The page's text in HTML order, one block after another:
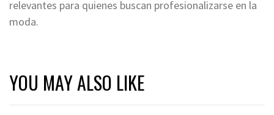
relevantes para quienes buscan profesionalizarse en la
moda.
YOU MAY ALSO LIKE